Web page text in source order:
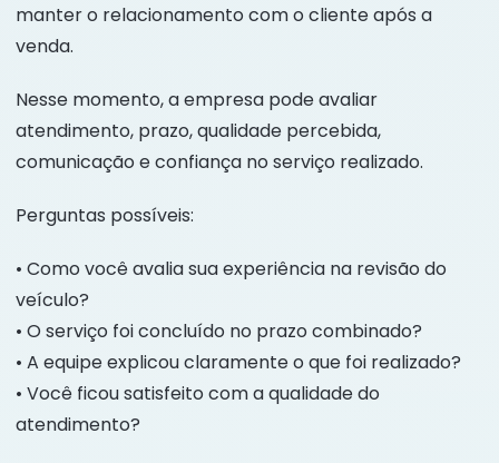
manter o relacionamento com o cliente após a
venda.
Nesse momento, a empresa pode avaliar
atendimento, prazo, qualidade percebida,
comunicação e confiança no serviço realizado.
Perguntas possíveis:
• Como você avalia sua experiência na revisão do
veículo?
• O serviço foi concluído no prazo combinado?
• A equipe explicou claramente o que foi realizado?
• Você ficou satisfeito com a qualidade do
atendimento?